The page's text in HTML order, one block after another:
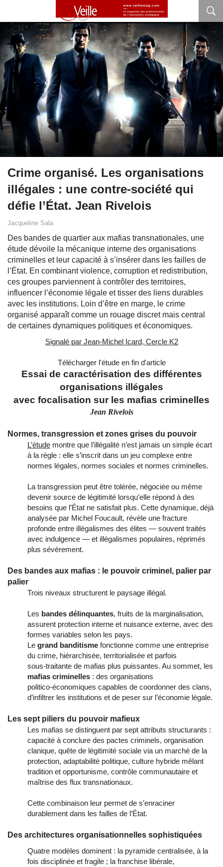
Crime organisé. Les organisations
illégales : une contre‑société qui
défie l’État. Jean Rivelois
Jacqueline Sala
Des bandes de quartier aux mafias transnationales, une
étude dévoile la mécanique interne des organisations
criminelles et leur capacité à s’insérer dans les failles de
l’État. En combinant violence, corruption et redistribution,
ces groupes parviennent à contrôler des territoires,
influencer l’économie légale et tisser des liens durables
avec les institutions. Loin d’être en marge, le crime
organisé apparaît comme un rouage discret mais central
de certaines dynamiques politiques et économiques.
Signalé par Jean-Michel Icard, Cercle K2
Télécharger l'étude en fin d'article
Essai de caractérisation des différentes
organisations illégales
avec focalisation sur les mafias criminelles
Jean Rivelois
Normes, transgression et zones grises du pouvoir
L’étude montre que l’illégalité n’est jamais un simple écart
à la règle : elle s’inscrit dans un jeu complexe entre
normes légales, normes sociales et normes criminelles.
La transgression peut être tolérée, négociée ou même
devenir source de légitimité lorsqu’elle répond à des
besoins que l’État ne satisfait plus. Cette dynamique, déjà
analysée par Michel Foucault, révèle une fracture
profonde entre illégalismes des élites — souvent traités
avec indulgence — et illégalismes populaires, réprimés
plus sévèrement.
Des bandes aux mafias : le pouvoir criminel, palier par
palier
Trois niveaux structurent le paysage illégal.
Les bandes délinquantes, fruits de la marginalisation,
assurent protection interne et nuisance externe, avec des
formes variables selon les pays.
Le grand banditisme fonctionne comme une entreprise
du crime, hiérarchisée, territorialisée et parfois
sous‑traitante de mafias plus puissantes. Au sommet, les
mafias criminelles : des organisations
politico‑économiques capables de coordonner des clans,
d’infiltrer les institutions et de peser sur l’économie légale.
Les sept piliers du pouvoir mafieux
Les mafias se distinguent par sept attributs structurants :
capacité à conclure des pactes criminels, organisation
clanique, quête de légitimité sociale via un marché de la
protection, adaptabilité politique, culture hybride mêlant
tradition et opportunisme, contrôle communautaire et
maîtrise des flux transnationaux.
Cette combinaison leur permet de s’enraciner
durablement dans les failles de l’État.
Des architectures organisationnelles sophistiquées
Quatre modèles dominent : la pyramide centralisée, à la
fois disciplinée et fragile ; la franchise libérale,